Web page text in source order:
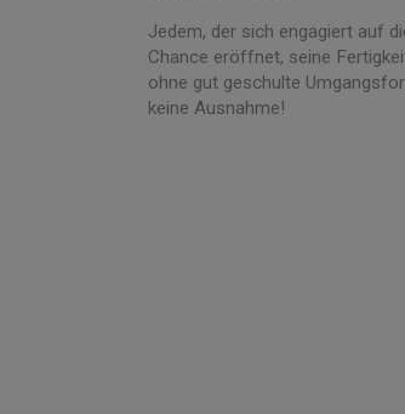
Jedem, der sich engagiert auf
Chance eröffnet, seine
ohne gut geschulte
keine Ausnahme!